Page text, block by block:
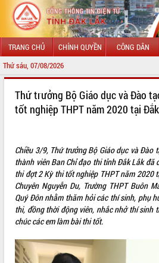
TRANG CHỦ CHÍNH QUYỀN CÔNG DÂN
Thứ sáu, 07/08/2026
LÃNH ĐẠO UBND TỈNH
SỞ, BAN, NGÀNH
UBND CÁC XÃ, PHƯỜNG
THÔNG TIN CHỈ ĐẠO ĐIỀU HÀNH
VĂN BẢN HĐND TỈNH
Thứ trưởng Bộ Giáo dục và Đào
tốt nghiệp THPT năm 2020 tại
Chiều 3/9, Thứ trưởng Bộ Giáo dục và Đào
thành viên Ban Chỉ đạo thi tỉnh Đắk Lắk đã
thi đợt 2 Kỳ thi tốt nghiệp THPT năm 2020
Chuyên Nguyễn Du, Trường THPT Buôn
Quý Đôn nhằm thăm hỏi các thí sinh, phụ
thi, đồng thời động viên, nhắc nhở thí sinh
chúc các em làm bài thi tốt.